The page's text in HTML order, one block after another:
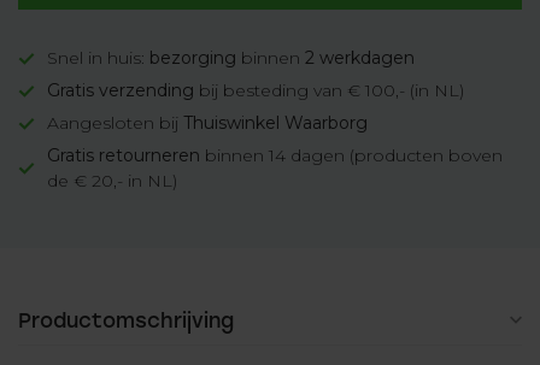
Snel in huis: bezorging binnen 2 werkdagen
Gratis verzending bij besteding van € 100,- (in NL)
Aangesloten bij Thuiswinkel Waarborg
Gratis retourneren binnen 14 dagen (producten boven
de € 20,- in NL)
Productomschrijving